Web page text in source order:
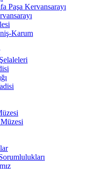
Paşa Kervansarayı
Karum